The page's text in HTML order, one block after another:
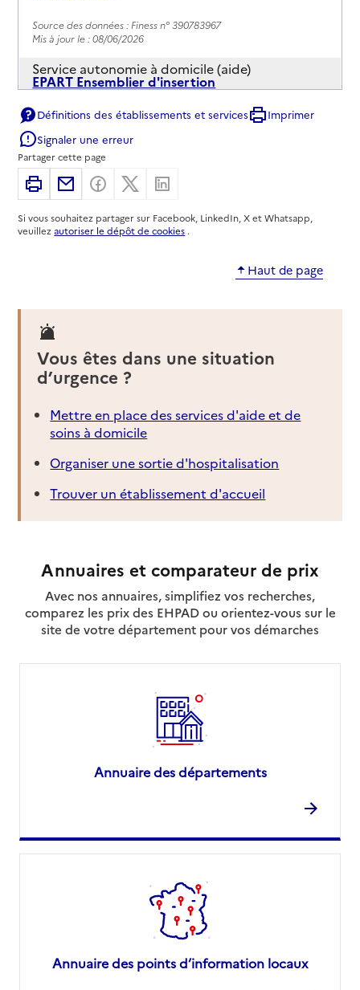
Source des données : Finess n° 390783967
Mis à jour le : 08/06/2026
Service autonomie à domicile (aide)
EPART Ensemblier d'insertion
Adresse
Rue du Docteur Georges Camuset
39000-Lons-le-Saunier
03 84 24 64 03
Site internet
Voir la fiche
Sicopal
Adresse
2 place de l'Hôtel de Ville
39000-Lons-le-Saunier
Rapport HAS
Source des données : Finess n° 390001857
Sicopal
Adresse
Rapport HAS
Source des données : Finess n° 390005528
Mis à jour le : 08/09/2024
Définitions des établissements et services
Imprimer
Signaler une erreur
Partager cette page
ImprimerPartager par email
Partager sur Facebook
Partager sur X
Si vous souhaitez partager sur Facebook, LinkedIn, X et Whatsapp,
veuillezautoriser le dépôt de cookies .
Haut de page
Vous êtes dans une situation
d’urgence ?
Mettre en place des services d'aide et de
soins à domicile
Organiser une sortie d'hospitalisation
Trouver un établissement d'accueil
Annuaires et comparateur de prix
Avec nos annuaires, simplifiez vos recherches,
comparez les prix des EHPAD ou orientez-vous sur le
site de votre département pour vos démarches
Annuaire des départements
Annuaire des points d’information locaux